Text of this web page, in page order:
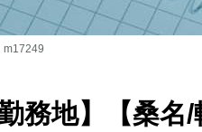
m17249
勤務地】【桑